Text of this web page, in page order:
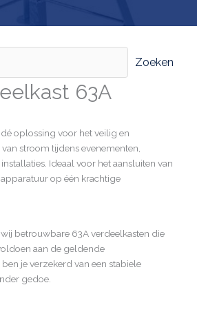
Zoeken
63A
oplossing voor het veilig en
stroom tijdens evenementen,
Ideaal voor het aansluiten van
op één krachtige
betrouwbare 63A verdeelkasten die
aan de geldende
je verzekerd van een stabiele
gedoe.